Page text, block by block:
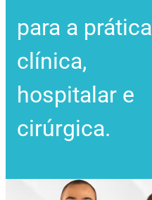
para a prática
clínica,
hospitalar e
cirúrgica.